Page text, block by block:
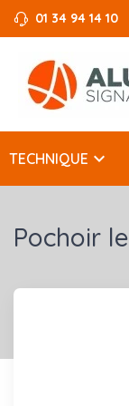
01 34 94 14 10
TECHNIQUE keyboard_arrow_down
Pochoir